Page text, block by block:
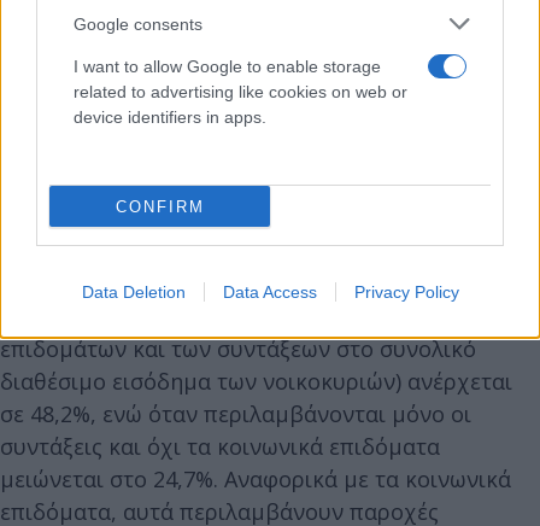
Google consents
I want to allow Google to enable storage
related to advertising like cookies on web or
device identifiers in apps.
CONFIRM
Data Deletion Data Access Privacy Policy
της δευτεροβάθμιας εκπαίδευσης, σε 23,1% για
όσους έχουν ολοκληρώσει το δεύτερο στάδιο της
δευτεροβάθμιας εκπαίδευσης και
μεταδευτεροβάθμιας εκπαίδευσης, και σε 7,9% για
δεύτερο στάδιο της τριτοβάθμιας εκπαίδευσης.
Το ποσοστό κινδύνου φτώχειας πριν από όλες τις
κοινωνικές μεταβιβάσεις (μη
επιδομάτων και των συντάξεων στο συνολικό
διαθέσιμο εισόδημα των νοικοκυριών) ανέρχεται
σε 48,2%, ενώ όταν περιλαμβάνονται μόνο οι
συντάξεις και όχι τα κοινωνικά επιδόματα
μειώνεται στο 24,7%. Αναφορικά με τα κοινωνικά
επιδόματα, αυτά περιλαμβάνουν παροχές